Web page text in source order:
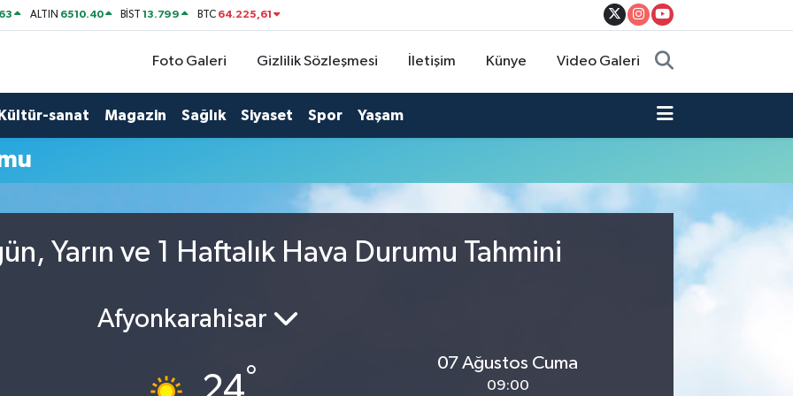
ALTIN 6510.40 BİST13.799 BTC 64.225,61
Foto Galeri Gizlilik Sözleşmesi İletişim Künye Video Galeri
Kültür-sanat Magazin Sağlık Siyaset Spor Yaşam
Yarın ve 1 Haftalık Hava Durumu Tahmini
Afyonkarahisar
°
07 Ağustos Cuma
09:00